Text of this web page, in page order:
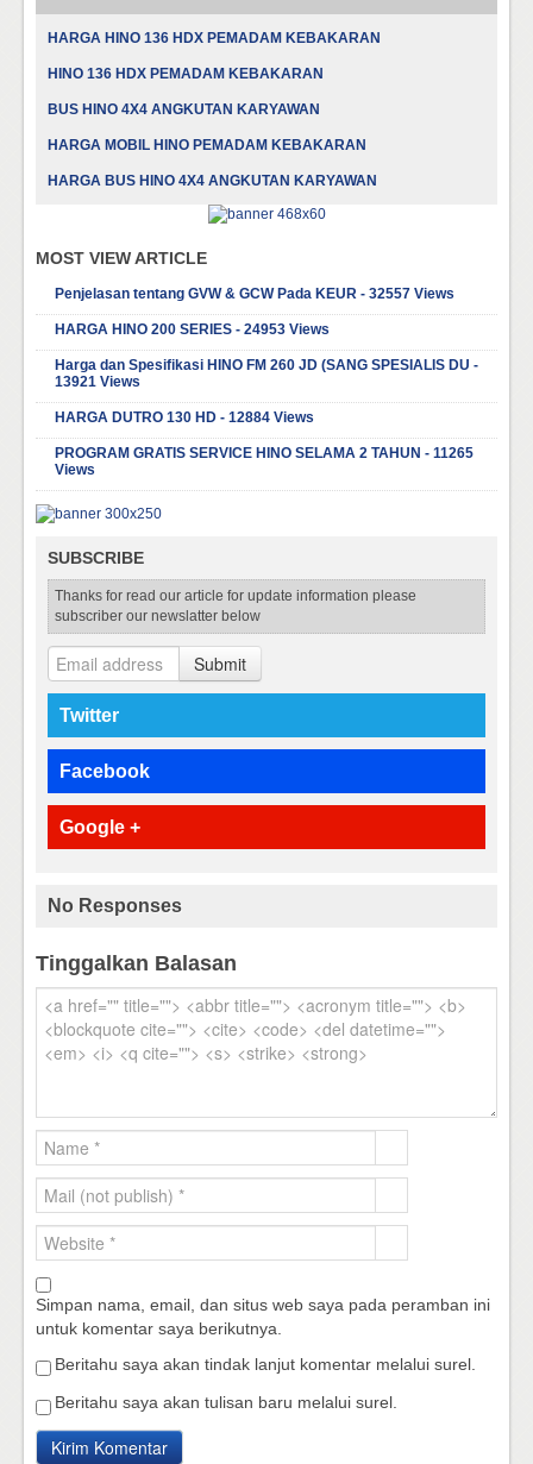
HARGA HINO 136 HDX PEMADAM KEBAKARAN
HINO 136 HDX PEMADAM KEBAKARAN
BUS HINO 4X4 ANGKUTAN KARYAWAN
HARGA MOBIL HINO PEMADAM KEBAKARAN
HARGA BUS HINO 4X4 ANGKUTAN KARYAWAN
MOST VIEW ARTICLE
Penjelasan tentang GVW & GCW Pada KEUR - 32557 Views
HARGA HINO 200 SERIES - 24953 Views
Harga dan Spesifikasi HINO FM 260 JD (SANG SPESIALIS DU -
13921 Views
HARGA DUTRO 130 HD - 12884 Views
PROGRAM GRATIS SERVICE HINO SELAMA 2 TAHUN - 11265
Views
SUBSCRIBE
Thanks for read our article for update information please
subscriber our newslatter below
Submit
Twitter
Facebook
Google +
No Responses
Tinggalkan Balasan
Simpan nama, email, dan situs web saya pada peramban ini
untuk komentar saya berikutnya.
Beritahu saya akan tindak lanjut komentar melalui surel.
Beritahu saya akan tulisan baru melalui surel.